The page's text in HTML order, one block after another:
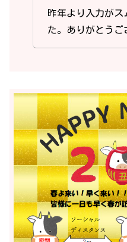
昨年より入力がス
た。ありがとうご